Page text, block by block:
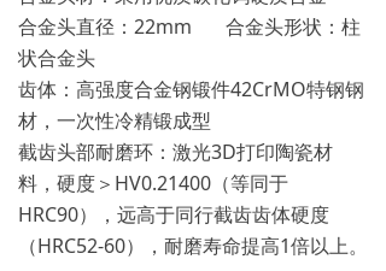
合金头直径：22mm 合金头形状：柱
状合金头
齿体：高强度合金钢锻件42CrMO特钢钢
材，一次性冷精锻成型
截齿头部耐磨环：激光3D打印陶瓷材
料，硬度＞HV0.21400（等同于
HRC90），远高于同行截齿齿体硬度
（HRC52-60），耐磨寿命提高1倍以上。